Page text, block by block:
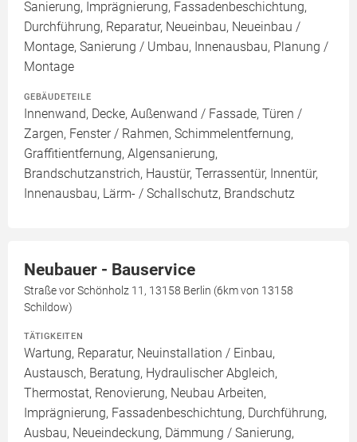
Sanierung, Imprägnierung, Fassadenbeschichtung,
Durchführung, Reparatur, Neueinbau, Neueinbau /
Montage, Sanierung / Umbau, Innenausbau, Planung /
Montage
GEBÄUDETEILE
Innenwand, Decke, Außenwand / Fassade, Türen /
Zargen, Fenster / Rahmen, Schimmelentfernung,
Graffitientfernung, Algensanierung,
Brandschutzanstrich, Haustür, Terrassentür, Innentür,
Innenausbau, Lärm- / Schallschutz, Brandschutz
Neubauer - Bauservice
Straße vor Schönholz 11, 13158 Berlin (6km von 13158
Schildow)
TÄTIGKEITEN
Wartung, Reparatur, Neuinstallation / Einbau,
Austausch, Beratung, Hydraulischer Abgleich,
Thermostat, Renovierung, Neubau Arbeiten,
Imprägnierung, Fassadenbeschichtung, Durchführung,
Ausbau, Neueindeckung, Dämmung / Sanierung,